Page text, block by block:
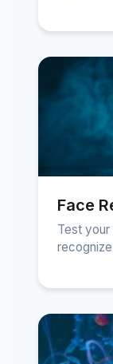
Face
Test